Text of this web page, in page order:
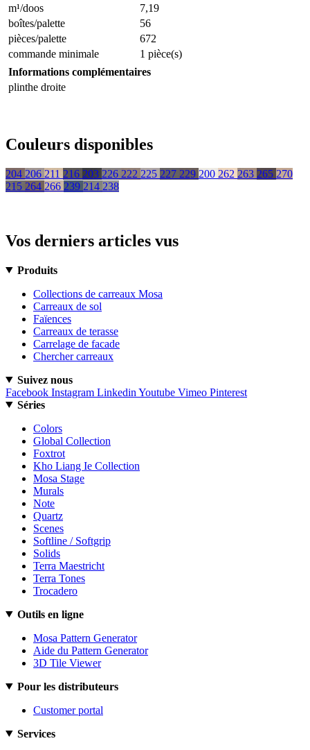
m¹/doos
7,19
boîtes/palette
56
pièces/palette
672
commande minimale
1 pièce(s)
Informations complémentaires
plinthe droite
Couleurs disponibles
204 206 211 216 203 226 222 225 227 229 200 262 263 265 270
215 264 266 239 214 238
Vos derniers articles vus
Produits
Collections de carreaux Mosa
Carreaux de sol
Faïences
Carreaux de terasse
Carrelage de facade
Chercher carreaux
Suivez nous
Facebook Instagram Linkedin Youtube Vimeo Pinterest
Séries
Colors
Global Collection
Foxtrot
Kho Liang Ie Collection
Mosa Stage
Murals
Note
Quartz
Scenes
Softline / Softgrip
Solids
Terra Maestricht
Terra Tones
Trocadero
Outils en ligne
Mosa Pattern Generator
Aide du Pattern Generator
3D Tile Viewer
Pour les distributeurs
Customer portal
Services